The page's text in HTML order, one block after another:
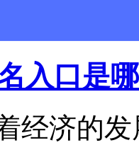
入口是
经济的